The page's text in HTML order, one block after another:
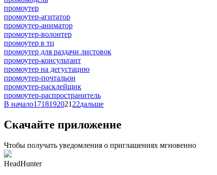
промоутер
промоутер-агитатор
промоутер-аниматор
промоутер-волонтер
промоутер в тц
промоутер для раздачи листовок
промоутер-консультант
промоутер на дегустацию
промоутер-почтальон
промоутер-расклейщик
промоутер-распространитель
В начало1718192021 22дальше
Скачайте приложение
Чтобы получать уведомления о приглашениях мгновенно
HeadHunter